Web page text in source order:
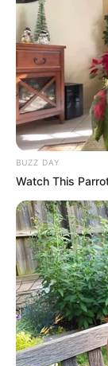
BUZZ DAY
Watch This